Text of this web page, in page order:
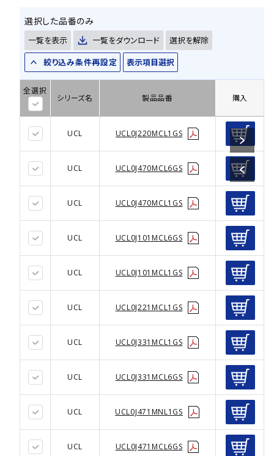
選択した品番のみ
一覧を表示 一覧をダウンロード
選択を解除
絞り込み条件再設定
表示項目選択
全選択
シリーズ名 製品品番 購入
UCL UCL0J220MCL1GS
UCL UCL0J470MCL6GS
UCL UCL0J470MCL1GS
UCL UCL0J101MCL6GS
UCL UCL0J101MCL1GS
UCL UCL0J221MCL1GS
UCL UCL0J331MCL1GS
UCL UCL0J331MCL6GS
UCL UCL0J471MNL1GS
UCL UCL0J471MCL6GS